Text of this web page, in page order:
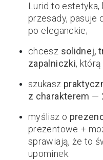
Lurid to
przesady, pasuje
po eleganckie;
chcesz solidnej,
zapalniczki,
szukasz
z charakterem —
myślisz o
prezentowe +
sprawiają, że to
upominek.